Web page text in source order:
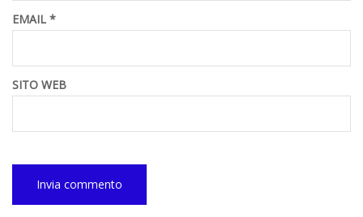
EMAIL *
SITO WEB